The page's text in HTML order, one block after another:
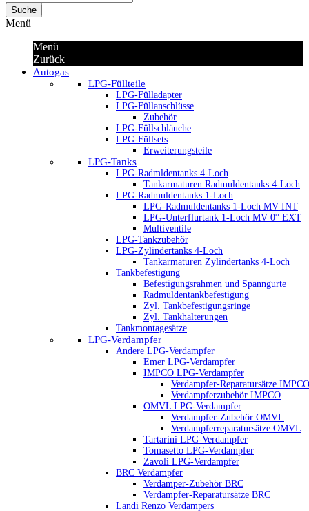
Suche
Menü
Menü
Zurück
Autogas
LPG-Füllteile
LPG-Fülladapter
LPG-Füllanschlüsse
Zubehör
LPG-Füllschläuche
LPG-Füllsets
Erweiterungsteile
LPG-Tanks
LPG-Radmldentanks 4-Loch
Tankarmaturen Radmuldentanks 4-Loch
LPG-Radmuldentanks 1-Loch
LPG-Radmuldentanks 1-Loch MV INT
LPG-Unterflurtank 1-Loch MV 0° EXT
Multiventile
LPG-Tankzubehör
LPG-Zylindertanks 4-Loch
Tankarmaturen Zylindertanks 4-Loch
Tankbefestigung
Befestigungsrahmen und Spanngurte
Radmuldentankbefestigung
Zyl. Tankbefestigungsringe
Zyl. Tankhalterungen
Tankmontagesätze
LPG-Verdampfer
Andere LPG-Verdampfer
Emer LPG-Verdampfer
IMPCO LPG-Verdampfer
Verdampfer-Reparatursätze IMPCO
Verdampferzubehör IMPCO
OMVL LPG-Verdampfer
Verdampfer-Zubehör OMVL
Verdampferreparatursätze OMVL
Tartarini LPG-Verdampfer
Tomasetto LPG-Verdampfer
Zavoli LPG-Verdampfer
BRC Verdampfer
Verdamper-Zubehör BRC
Verdampfer-Reparatursätze BRC
Landi Renzo Verdampers